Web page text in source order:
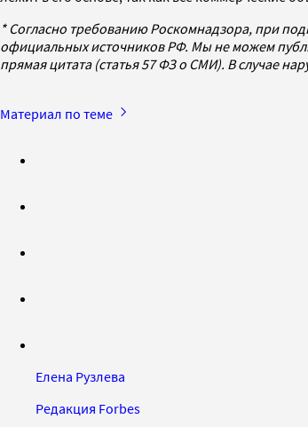
* Согласно требованию Роскомнадзора, при
официальных источников РФ. Мы не можем
прямая цитата (статья 57 ФЗ о СМИ). В случае
Материал по теме
Елена Рузлева
Редакция Forbes